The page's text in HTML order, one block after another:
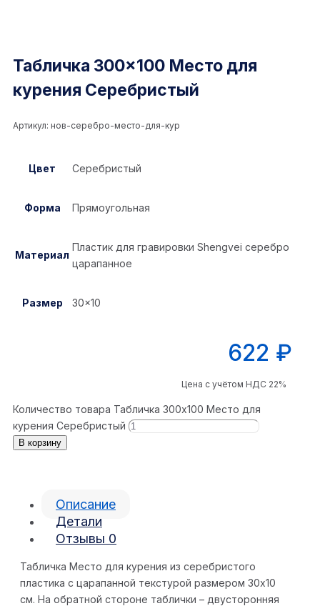
Табличка 300×100 Место для
курения Серебристый
Артикул: нов-серебро-место-для-кур
Цвет Серебристый
Форма Прямоугольная
Материал
Пластик для гравировки Shengvei серебро
царапанное
Размер 30×10
622 ₽
Цена с учётом НДС 22%
Количество товара Табличка 300x100 Место для
курения Серебристый
В корзину
Описание
Детали
Отзывы 0
Табличка Место для курения из серебристого
пластика с царапанной текстурой размером 30х10
см. На обратной стороне таблички – двусторонняя